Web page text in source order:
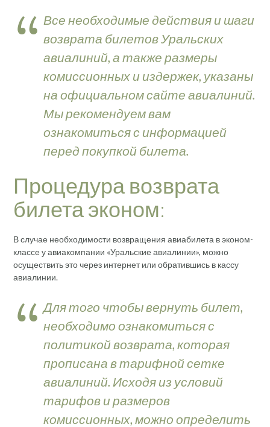
Все необходимые действия и шаги
возврата билетов Уральских
авиалиний, а также размеры
комиссионных и издержек, указаны
на официальном сайте авиалиний.
Мы рекомендуем вам
ознакомиться с информацией
перед покупкой билета.
Процедура возврата
билета эконом:
В случае необходимости возвращения авиабилета в эконом-
классе у авиакомпании «Уральские авиалинии», можно
осуществить это через интернет или обратившись в кассу
авиалинии.
Для того чтобы вернуть билет,
необходимо ознакомиться с
политикой возврата, которая
прописана в тарифной сетке
авиалиний. Исходя из условий
тарифов и размеров
комиссионных, можно определить